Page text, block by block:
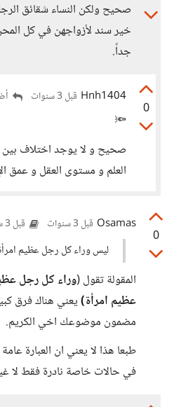
صحيح ولكن النساء شقائق
خير سند لأزواجهن في كل
جداً.
0
Hnh1404 قبل 3 سنوات
🔦
صحيح و لا يوجد اختلاف بين
العلم و مستوى العقل و عمق
0
Osamas قبل 3 سنوات قبل 3 سنوات
ليس وراء كل رجل عظيم
المقولة تقول (وراء كل رجل
عظيم امرأة)يعني هناك فرق
مضمون موضوعك اخي الكريم.
طبعا هذا لا يعني ان العبارة
في حالات خاصة نادرة فقط لا